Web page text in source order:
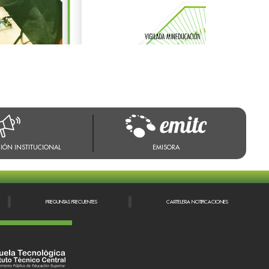
INSTITUCIONAL EMISORA
PREGUNTAS FRECUENTES CARTELERA NOTIFICACIONES